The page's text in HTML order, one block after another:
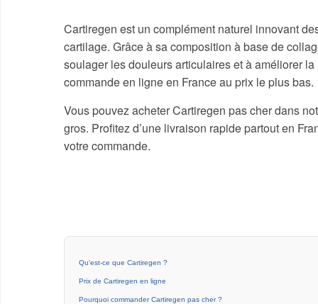
Cartiregen est un complément naturel innovant
cartilage. Grâce à sa composition à base de
soulager les douleurs articulaires et à améliorer
commande en ligne en France au prix le plus bas.
Vous pouvez acheter Cartiregen pas cher dans
gros. Profitez d’une livraison rapide partout en
votre commande.
Qu'est-ce que Cartiregen ?
Prix de Cartiregen en ligne
Pourquoi commander Cartiregen pas cher ?